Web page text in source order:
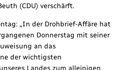
(CDU) verschärft.
„In der Drohbrief-Affäre hat
Donnerstag mit seiner
an das
der wichtigsten
Landes zum alleinigen